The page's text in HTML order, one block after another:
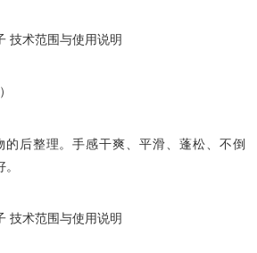
技术范围与使用说明
的后整理。手感干爽、平滑、蓬松、不倒
技术范围与使用说明